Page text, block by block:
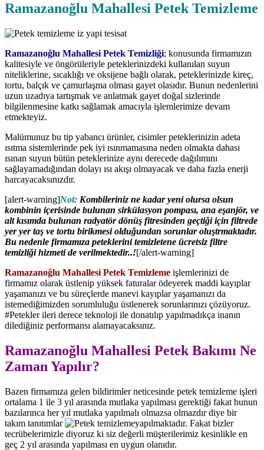
Ramazanoğlu Mahallesi Petek Temizleme
Ramazanoğlu Mahallesi Petek Temizliği; konusunda firmamızın
kalitesiyle ve öngörüleriyle peteklerinizdeki kullanılan suyun
niteliklerine, sıcaklığı ve oksijene bağlı olarak, peteklerinizde kireç,
tortu, balçık ve çamurlaşma olması gayet olasıdır. Bunun nedenlerini
uzun uzadıya tartışmak ve anlatmak gayet doğal sizlerinde
bilgilenmesine katkı sağlamak amacıyla işlemlerimize devam
etmekteyiz.
Malümunuz bu tip yabancı ürünler, cisimler peteklerinizin adeta
ısıtma sistemlerinde pek iyi ısınmamasına neden olmakta dahası
ısınan suyun bütün peteklerinize aynı derecede dağılımını
sağlayamadığından dolayı ısı akışı olmayacak ve daha fazla enerji
harcayacaksınızdır.
[alert-warning]Not: Kombileriniz ne kadar yeni olursa olsun
kombinin içerisinde bulunan sirkülasyon pompası, ana eşanjör, ve
alt kısımda bulunan radyatör dönüş fitresinden geçtiği için filtrede
yer yer taş ve tortu birikmesi olduğundan sorunlar oluştrmaktadır.
Bu nedenle firmamıza peteklerini temizletene ücretsiz filtre
temizliği hizmeti de verilmektedir..![/alert-warning]
Ramazanoğlu Mahallesi Petek Temizleme işlemlerinizi de
firmamız olarak üstlenip yüksek faturalar ödeyerek maddi kayıplar
yaşamanızı ve bu süreçlerde manevi kayıplar yaşamanızı da
istemediğimizden sorumluluğu üstlenerek sorunlarınızı çözüyoruz.
#Petekler ileri derece teknoloji ile donatılıp yapılmadıkça inanın
dilediğiniz performansı alamayacaksınız.
Ramazanoğlu Mahallesi Petek Bakımı Ne
Zaman Yapılır?
Bazen firmamıza gelen bildirimler neticesinde petek temizleme işleri
ortalama 1 ile 3 yıl arasında mutlaka yapılması gerektiği fakat bunun
bazılarınca her yıl mutlaka yapılmalı olmazsa olmazdır diye bir
takım tanıtımlar
yapılmaktadır. Fakat bizler
tecrübelerimizle diyoruz ki siz değerli müşterilerimiz kesinlikle en
geç 2 yıl arasında yapılması en uygun olanıdır.